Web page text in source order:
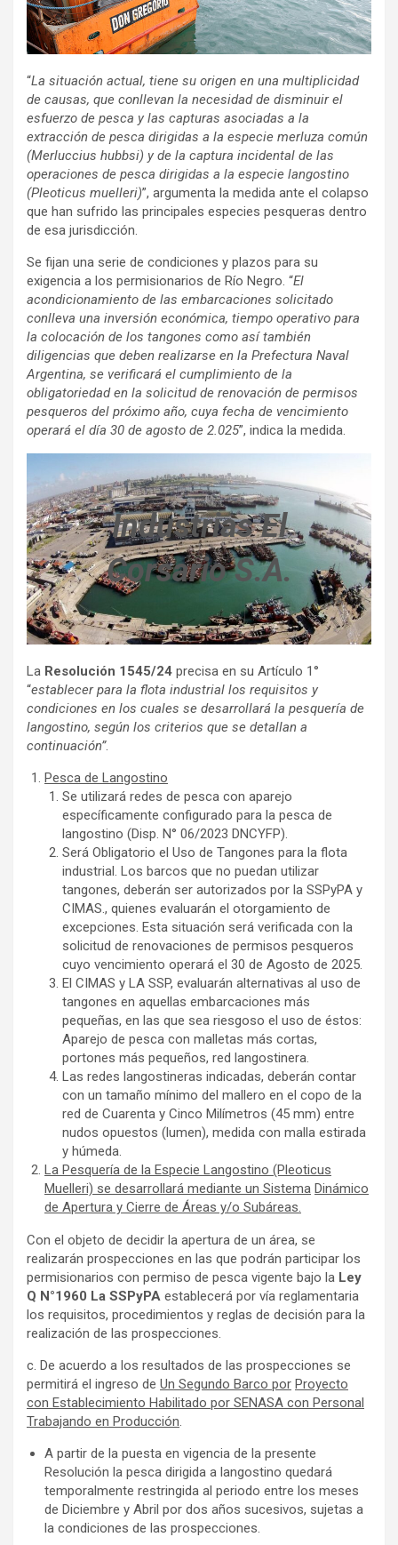
“La situación actual, tiene su origen en una multiplicidad
de causas, que conllevan la necesidad de disminuir el
esfuerzo de pesca y las capturas asociadas a la
extracción de pesca dirigidas a la especie merluza común
(Merluccius hubbsi) y de la captura incidental de las
operaciones de pesca dirigidas a la especie langostino
(Pleoticus muelleri)”, argumenta la medida ante el colapso
que han sufrido las principales especies pesqueras dentro
de esa jurisdicción.
Se fijan una serie de condiciones y plazos para su
exigencia a los permisionarios de Río Negro. “El
acondicionamiento de las embarcaciones solicitado
conlleva una inversión económica, tiempo operativo para
la colocación de los tangones como así también
diligencias que deben realizarse en la Prefectura Naval
Argentina, se verificará el cumplimiento de la
obligatoriedad en la solicitud de renovación de permisos
pesqueros del próximo año, cuya fecha de vencimiento
operará el día 30 de agosto de 2.025”, indica la medida.
Industrias El
Corsario S.A.
La Resolución 1545/24 precisa en su Artículo 1°
“establecer para la flota industrial los requisitos y
condiciones en los cuales se desarrollará la pesquería de
langostino, según los criterios que se detallan a
continuación”.
Pesca de Langostino
Se utilizará redes de pesca con aparejo
específicamente configurado para la pesca de
langostino (Disp. N° 06/2023 DNCYFP).
Será Obligatorio el Uso de Tangones para la flota
industrial. Los barcos que no puedan utilizar
tangones, deberán ser autorizados por la SSPyPA y
CIMAS., quienes evaluarán el otorgamiento de
excepciones. Esta situación será verificada con la
solicitud de renovaciones de permisos pesqueros
cuyo vencimiento operará el 30 de Agosto de 2025.
El CIMAS y LA SSP, evaluarán alternativas al uso de
tangones en aquellas embarcaciones más
pequeñas, en las que sea riesgoso el uso de éstos:
Aparejo de pesca con malletas más cortas,
portones más pequeños, red langostinera.
Las redes langostineras indicadas, deberán contar
con un tamaño mínimo del mallero en el copo de la
red de Cuarenta y Cinco Milímetros (45 mm) entre
nudos opuestos (lumen), medida con malla estirada
y húmeda.
La Pesquería de la Especie Langostino (Pleoticus
Muelleri) se desarrollará mediante un Sistema Dinámico
de Apertura y Cierre de Áreas y/o Subáreas.
Con el objeto de decidir la apertura de un área, se
realizarán prospecciones en las que podrán participar los
permisionarios con permiso de pesca vigente bajo la Ley
Q N°1960 La SSPyPA establecerá por vía reglamentaria
los requisitos, procedimientos y reglas de decisión para la
realización de las prospecciones.
c. De acuerdo a los resultados de las prospecciones se
permitirá el ingreso de Un Segundo Barco por Proyecto
con Establecimiento Habilitado por SENASA con Personal
Trabajando en Producción.
A partir de la puesta en vigencia de la presente
Resolución la pesca dirigida a langostino quedará
temporalmente restringida al periodo entre los meses
de Diciembre y Abril por dos años sucesivos, sujetas a
la condiciones de las prospecciones.